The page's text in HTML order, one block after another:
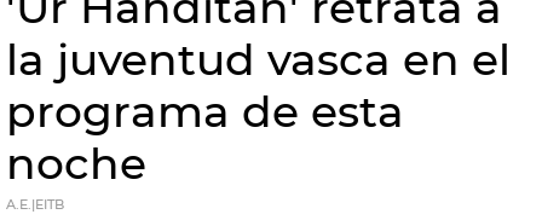
la juventud vasca en el
programa de esta
noche
A.E.|EITB